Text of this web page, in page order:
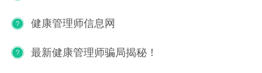
健康管理师信息网
最新健康管理师骗局揭秘！